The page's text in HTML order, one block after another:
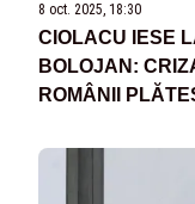
8 oct. 2025, 18:30
CIOLACU IESE
BOLOJAN:
ROMÂNII